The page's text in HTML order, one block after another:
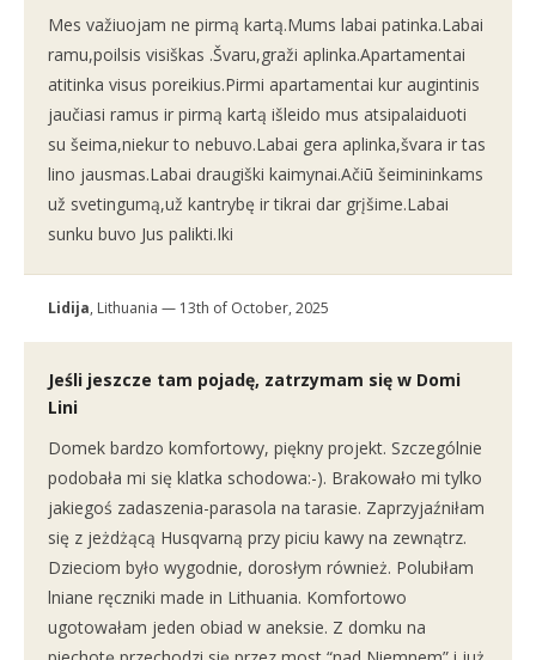
Mes važiuojam ne pirmą kartą.Mums labai patinka.Labai
ramu,poilsis visiškas .Švaru,graži aplinka.Apartamentai
atitinka visus poreikius.Pirmi apartamentai kur augintinis
jaučiasi ramus ir pirmą kartą išleido mus atsipalaiduoti
su šeima,niekur to nebuvo.Labai gera aplinka,švara ir tas
lino jausmas.Labai draugiški kaimynai.Ačiū šeimininkams
už svetingumą,už kantrybę ir tikrai dar grįšime.Labai
sunku buvo Jus palikti.Iki
Lidija, Lithuania — 13th of October, 2025
Jeśli jeszcze tam pojadę, zatrzymam się w Domi
Lini
Domek bardzo komfortowy, piękny projekt. Szczególnie
podobała mi się klatka schodowa:-). Brakowało mi tylko
jakiegoś zadaszenia-parasola na tarasie. Zaprzyjaźniłam
się z jeżdżącą Husqvarną przy piciu kawy na zewnątrz.
Dzieciom było wygodnie, dorosłym również. Polubiłam
lniane ręczniki made in Lithuania. Komfortowo
ugotowałam jeden obiad w aneksie. Z domku na